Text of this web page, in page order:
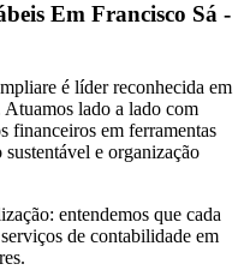
Em Francisco Sá -
é líder reconhecida em
lado a lado com
financeiros em ferramentas
e organização
entendemos que cada
de contabilidade em